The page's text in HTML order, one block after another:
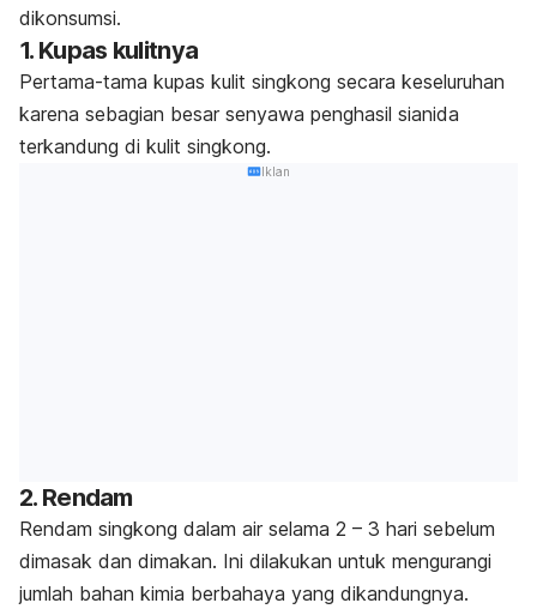
dikonsumsi.
1. Kupas kulitnya
Pertama-tama kupas kulit singkong secara keseluruhan
karena sebagian besar senyawa penghasil sianida
terkandung di kulit singkong.
Iklan
2. Rendam
Rendam singkong dalam air selama 2 – 3 hari sebelum
dimasak dan dimakan. Ini dilakukan untuk mengurangi
jumlah bahan kimia berbahaya yang dikandungnya.